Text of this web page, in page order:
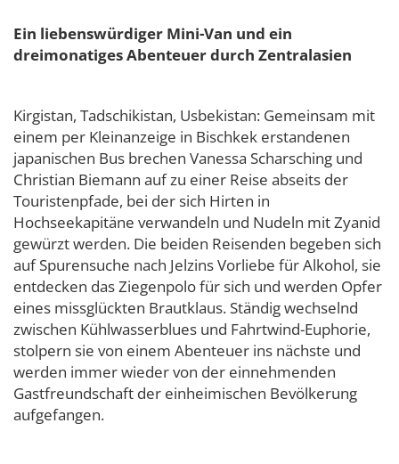
Ein liebenswürdiger Mini-Van und ein
dreimonatiges Abenteuer durch Zentralasien
Kirgistan, Tadschikistan, Usbekistan: Gemeinsam mit
einem per Kleinanzeige in Bischkek erstandenen
japanischen Bus brechen Vanessa Scharsching und
Christian Biemann auf zu einer Reise abseits der
Touristenpfade, bei der sich Hirten in
Hochseekapitäne verwandeln und Nudeln mit Zyanid
gewürzt werden. Die beiden Reisenden begeben sich
auf Spurensuche nach Jelzins Vorliebe für Alkohol, sie
entdecken das Ziegenpolo für sich und werden Opfer
eines missglückten Brautklaus. Ständig wechselnd
zwischen Kühlwasserblues und Fahrtwind-Euphorie,
stolpern sie von einem Abenteuer ins nächste und
werden immer wieder von der einnehmenden
Gastfreundschaft der einheimischen Bevölkerung
aufgefangen.